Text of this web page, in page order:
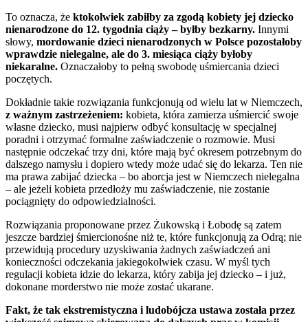
To oznacza, że ktokolwiek zabiłby za zgodą kobiety jej dziecko
nienarodzone do 12. tygodnia ciąży – byłby bezkarny. Innymi
słowy, mordowanie dzieci nienarodzonych w Polsce pozostałoby
wprawdzie nielegalne, ale do 3. miesiąca ciąży byłoby
niekaralne. Oznaczałoby to pełną swobodę uśmiercania dzieci
poczętych.
Dokładnie takie rozwiązania funkcjonują od wielu lat w Niemczech,
z ważnym zastrzeżeniem: kobieta, która zamierza uśmiercić swoje
własne dziecko, musi najpierw odbyć konsultację w specjalnej
poradni i otrzymać formalne zaświadczenie o rozmowie. Musi
następnie odczekać trzy dni, które mają być okresem potrzebnym do
dalszego namysłu i dopiero wtedy może udać się do lekarza. Ten nie
ma prawa zabijać dziecka – bo aborcja jest w Niemczech nielegalna
– ale jeżeli kobieta przedłoży mu zaświadczenie, nie zostanie
pociągnięty do odpowiedzialności.
Rozwiązania proponowane przez Żukowską i Łobodę są zatem
jeszcze bardziej śmiercionośne niż te, które funkcjonują za Odrą; nie
przewidują procedury uzyskiwania żadnych zaświadczeń ani
konieczności odczekania jakiegokolwiek czasu. W myśl tych
regulacji kobieta idzie do lekarza, który zabija jej dziecko – i już,
dokonane morderstwo nie może zostać ukarane.
Fakt, że tak ekstremistyczna i ludobójcza ustawa została przez